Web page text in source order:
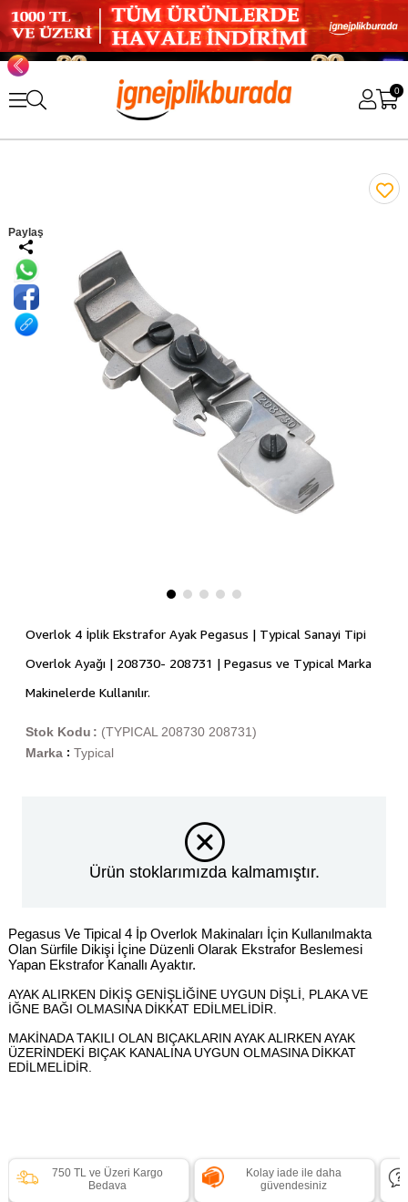
0
Paylaş
Overlok 4 İplik Ekstrafor Ayak Pegasus | Typical Sanayi Tipi
Overlok Ayağı | 208730- 208731 | Pegasus ve Typical Marka
Makinelerde Kullanılır.
(TYPICAL 208730 208731)
Stok Kodu
Marka : Typical
Ürün stoklarımızda kalmamıştır.
Pegasus Ve Tipical 4 İp Overlok Makinaları İçin Kullanılmakta
Olan Sürfile Dikişi İçine Düzenli Olarak Ekstrafor Beslemesi
Yapan Ekstrafor Kanallı Ayaktır.
AYAK ALIRKEN DİKİŞ GENİŞLİĞİNE UYGUN DİŞLİ, PLAKA VE
İĞNE BAĞI OLMASINA DİKKAT EDİLMELİDİR.
MAKİNADA TAKILI OLAN BIÇAKLARIN AYAK ALIRKEN AYAK
ÜZERİNDEKİ BIÇAK KANALINA UYGUN OLMASINA DİKKAT
EDİLMELİDİR.
750 TL ve Üzeri Kargo
Bedava
Kolay iade ile daha
güvendesiniz